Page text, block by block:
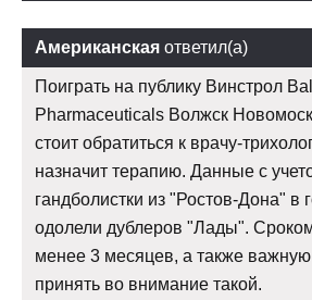
Американская ответил(а)
Поиграть на публику Винстрол
Pharmaceuticals Волжск
стоит обратиться к врачу-
назначит терапию. Данные с
гандболистки из "Ростов-Дона" в
одолели дублеров "Лады".
менее 3 месяцев, а также
принять во внимание такой.